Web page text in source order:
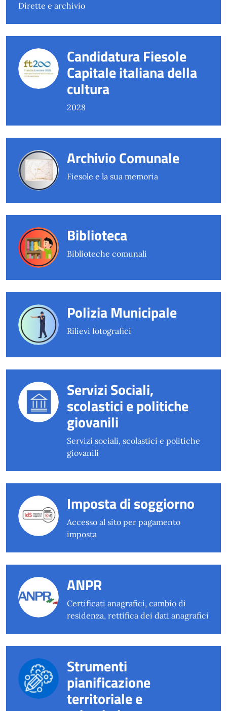
Dirette e archivio
Candidatura Fiesole
Capitale italiana della
cultura
2028
Archivio Comunale
Fiesole e la sua memoria
Biblioteca
Biblioteche comunali
Polizia Municipale
Rilievi fotografici
Servizi Sociali,
scolastici e politiche
giovanili
Servizi sociali, scolastici e politiche
giovanili
Imposta di soggiorno
Accesso al sito per pagamento
imposta
ANPR
Certificati anagrafici, cambio di
residenza, rettifica dei dati anagrafici
Strumenti
pianificazione
territoriale e